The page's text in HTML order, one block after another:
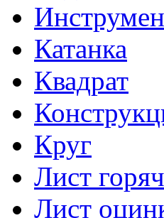
Катанка
Квадрат
Круг
Лист
Лист